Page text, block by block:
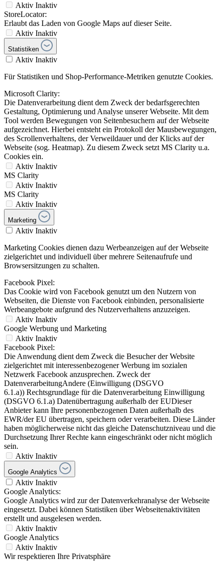
Aktiv Inaktiv
StoreLocator:
Erlaubt das Laden von Google Maps auf dieser Seite.
Aktiv Inaktiv
Statistiken
Aktiv Inaktiv
Für Statistiken und Shop-Performance-Metriken genutzte Cookies.
Microsoft Clarity:
Die Datenverarbeitung dient dem Zweck der bedarfsgerechten
Gestaltung, Optimierung und Analyse unserer Webseite. Mit dem
Tool werden Bewegungen von Seitenbesuchern auf der Webseite
aufgezeichnet. Hierbei entsteht ein Protokoll der Mausbewegungen,
des Scrollenverhaltens, der Verweildauer und der Klicks auf der
Webseite (sog. Heatmap). Zu diesem Zweck setzt MS Clarity u.a.
Cookies ein.
Aktiv Inaktiv
MS Clarity
Aktiv Inaktiv
MS Clarity
Aktiv Inaktiv
Marketing
Aktiv Inaktiv
Marketing Cookies dienen dazu Werbeanzeigen auf der Webseite
zielgerichtet und individuell über mehrere Seitenaufrufe und
Browsersitzungen zu schalten.
Facebook Pixel:
Das Cookie wird von Facebook genutzt um den Nutzern von
Webseiten, die Dienste von Facebook einbinden, personalisierte
Werbeangebote aufgrund des Nutzerverhaltens anzuzeigen.
Aktiv Inaktiv
Google Werbung und Marketing
Aktiv Inaktiv
Facebook Pixel:
Die Anwendung dient dem Zweck die Besucher der Website
zielgerichtet mit interessenbezogener Werbung im sozialen
Netzwerk Facebook anzusprechen. Zweck der
DatenverarbeitungAndere (Einwilligung (DSGVO
6.1.a)) Rechtsgrundlage für die Datenverarbeitung Einwilligung
(DSGVO 6.1.a) Datenübertragung außerhalb der EUDieser
Anbieter kann Ihre personenbezogenen Daten außerhalb des
EWR/der EU übertragen, speichern oder verarbeiten. Diese Länder
haben möglicherweise nicht das gleiche Datenschutzniveau und die
Durchsetzung Ihrer Rechte kann eingeschränkt oder nicht möglich
sein.
Aktiv Inaktiv
Google Analytics
Aktiv Inaktiv
Google Analytics:
Google Analytics wird zur der Datenverkehranalyse der Webseite
eingesetzt. Dabei können Statistiken über Webseitenaktivitäten
erstellt und ausgelesen werden.
Aktiv Inaktiv
Google Analytics
Aktiv Inaktiv
Wir respektieren Ihre Privatsphäre